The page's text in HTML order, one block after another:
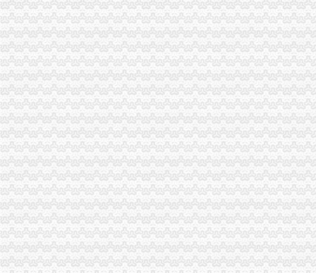
重庆国税网上申报系统_重庆国税局_重庆国税发票查询_重庆国税网上
重庆市国家税务局关于调整“发票网上申请”办理渠道的通知_财
重庆地税对于个人申请发票的地点是如何规定的？-中国会计网
重庆或k发票申请表.docx
重庆市地方税务局网络发票申请审批表_中华文本库
重庆增值税红字专用发票申请流程_cqmaiji_新浪博客
我是重庆的个体经营户,一年只需要两本发票,请问怎样才能申请发票
重庆市国p家税务局普通发票申请表.doc
重庆微发布：【微企可申请免发票工
【光重庆】如何网上申领税务发票？
重庆财税疑难：重庆申请一般纳税注册公司代找王会计-重庆爱
【光重庆】如何网上申领税务发票？_搜狐其它_搜狐网
重庆申请港澳通行证户口薄原件_搜问问
重庆住宿发票_放心购买
2016年10月交房付清全款得到购房发票,现在能否申请提取重庆公积
重庆地税：申请办理公路内河货物运输发票自开票纳税人资格需要哪些
《重庆地税规范普通发票工作的通知》.doc
【光重庆】如何网上申领税务发票？-搜狐